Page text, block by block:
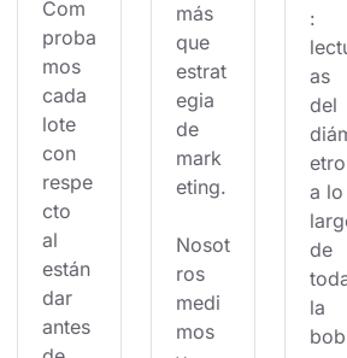
Com
proba
mos
cada
lote
con
respe
cto
al
están
dar
antes
más
que
estrat
egia
de
mark
eting.
Nosot
ros
medi
mos
:
as
del
etro
a lo
de
la